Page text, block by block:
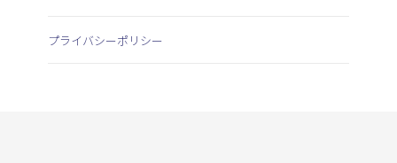
プライバシーポリシー